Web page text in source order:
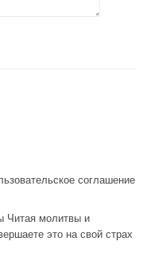
соглашение
Читая молитвы и
это на свой страх